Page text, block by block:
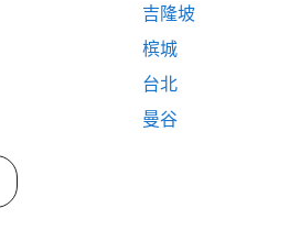
吉隆坡
槟城
台北
曼谷